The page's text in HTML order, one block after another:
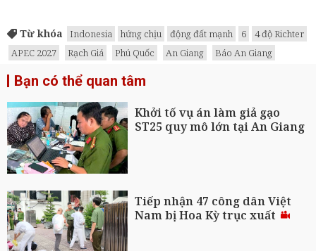
Từ khóa Indonesia hứng chịu động đất mạnh 6
4 độ Richter
APEC 2027
Rạch Giá Phú Quốc An Giang Báo An Giang
Bạn có thể quan tâm
Khởi tố vụ án làm giả gạo
ST25 quy mô lớn tại An Giang
Tiếp nhận 47 công dân Việt
Nam bị Hoa Kỳ trục xuất